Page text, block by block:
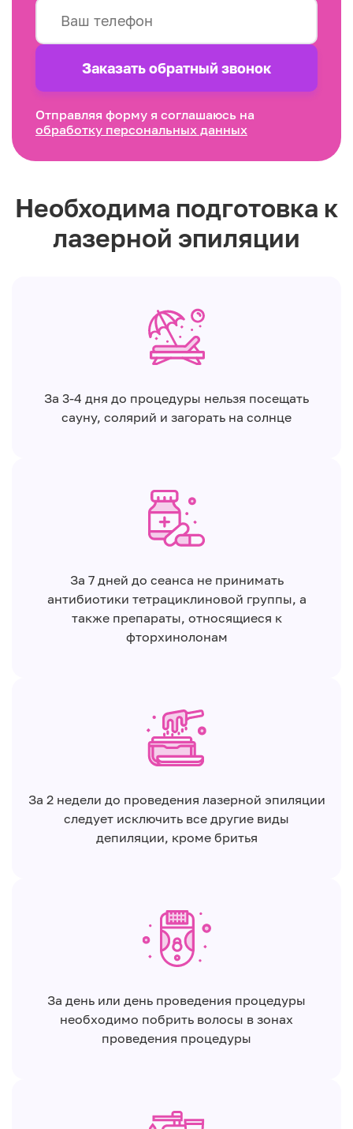
Заказать обратный звонок
Отправляя форму я соглашаюсь на
обработку персональных данных
Необходима подготовка к
лазерной эпиляции
За 3-4 дня до процедуры нельзя посещать
сауну, солярий и загорать на солнце
За 7 дней до сеанса не принимать
антибиотики тетрациклиновой группы, а
также препараты, относящиеся к
фторхинолонам
За 2 недели до проведения лазерной эпиляции
следует исключить все другие виды
депиляции, кроме бритья
За день или день проведения процедуры
необходимо побрить волосы в зонах
проведения процедуры